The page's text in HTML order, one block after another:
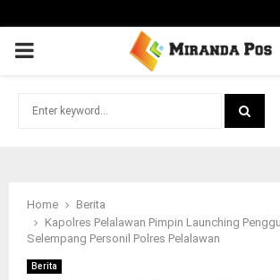
PRIMARY
Home
Berita
Kapolres Pelalawan Pimpin Launching
Selempang Personil Polres Pelalawan
Berita